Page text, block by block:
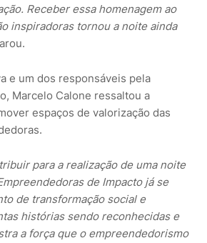
Receber essa homenagem ao
inspiradoras tornou a noite ainda
e um dos responsáveis pela
Marcelo Calone ressaltou a
espaços de valorização das
para a realização de uma noite
de Impacto já se
de transformação social e
histórias sendo reconhecidas e
a força que o empreendedorismo